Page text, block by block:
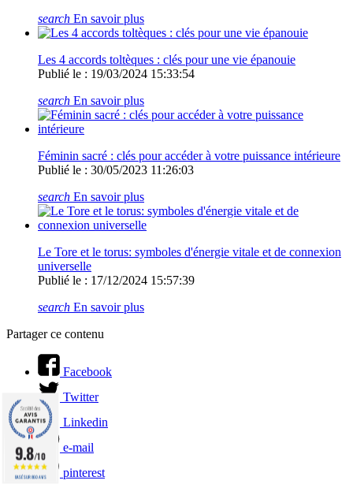
search En savoir plus
Les 4 accords toltèques : clés pour une vie épanouie
Publié le : 19/03/2024 15:33:54
search En savoir plus
Féminin sacré : clés pour accéder à votre puissance intérieure
Publié le : 30/05/2023 11:26:03
search En savoir plus
Le Tore et le torus: symboles d'énergie vitale et de connexion
universelle
Publié le : 17/12/2024 15:57:39
search En savoir plus
Partager ce contenu
Facebook
Twitter
Linkedin
e-mail
pinterest
9.8/10
BASÉ SUR 860 AVIS